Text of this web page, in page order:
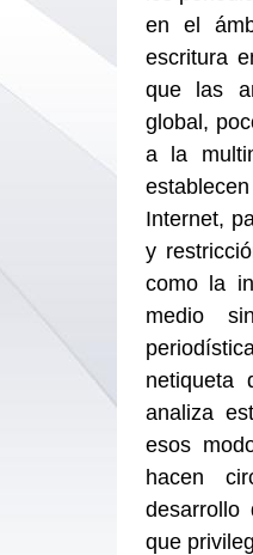
en el
escritura
que las
global,
a la
Internet,
y
como la
medio
netiqueta
analiza
esos
hacen
desarrollo
que